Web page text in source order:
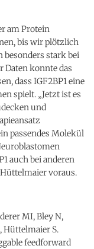
am Protein
bis wir plötzlich
besonders stark bei
Daten konnte das
dass IGF2BP1 eine
spielt. „Jetzt ist es
und
passendes Molekül
auch bei anderen
voraus.
MI, Bley N,
Hüttelmaier S.
feedforward